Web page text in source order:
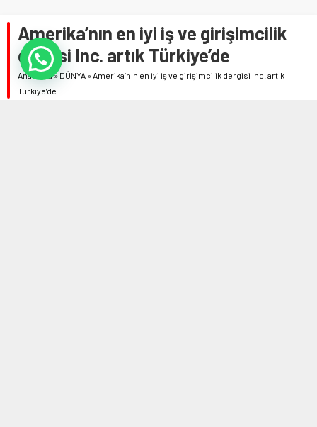
Amerika’nın en iyi iş ve girişimcilik
dergisi Inc. artık Türkiye’de
Anasayfa» DÜNYA » Amerika’nın en iyi iş ve girişimcilik dergisi Inc. artık
Türkiye’de